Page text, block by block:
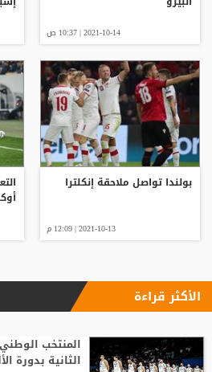
2021-10-14 | 10:37 ص
بولندا تواصل ملاحقة إنكلترا
2021-10-13 | 12:09 م
الأكثر قراءة
المنتخب
الثانية بدورة